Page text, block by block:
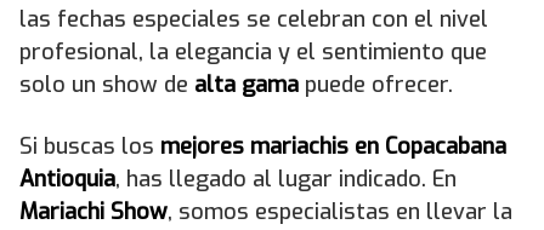
las fechas especiales se celebran con el nivel
profesional, la elegancia y el sentimiento que
solo un show de alta gama puede ofrecer.
Si buscas los mejores mariachis en Copacabana
Antioquia, has llegado al lugar indicado. En
Mariachi Show, somos especialistas en llevar la